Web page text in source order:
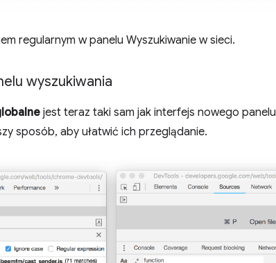
regularnym w panelu Wyszukiwanie w sieci.
wyszukiwania
jest teraz taki sam jak interfejs nowego panelu
sposób, aby ułatwić ich przeglądanie.